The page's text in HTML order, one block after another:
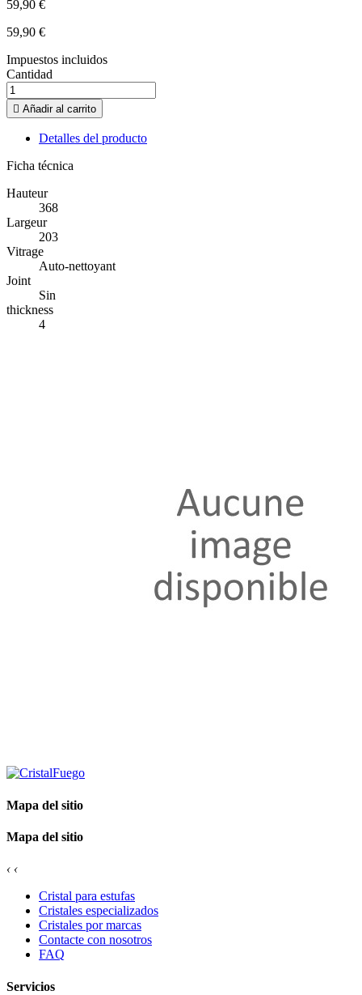
59,90 €
59,90 €
Impuestos incluidos
Cantidad
 Añadir al carrito
Detalles del producto
Ficha técnica
Hauteur
368
Largeur
203
Vitrage
Auto-nettoyant
Joint
Sin
thickness
4
Mapa del sitio
Mapa del sitio
‹ ‹
Cristal para estufas
Cristales especializados
Cristales por marcas
Contacte con nosotros
FAQ
Servicios